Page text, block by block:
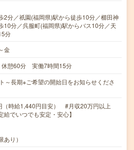
2分／祇園(福岡県)駅から徒歩10分／櫛田神
10分／呉服町(福岡県)駅からバス10分／天
分
金
憩60分 実働7時間15分
～長期※ご希望の開始日をお知らせくださ
（時給1,440円目安） #月収20万円以上
給でいつでも安定・安心】
り）